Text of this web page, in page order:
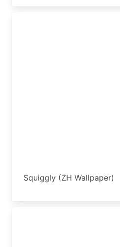
Squiggly (ZH Wallpaper)